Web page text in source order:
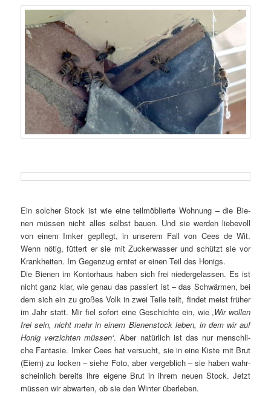
Ein sol­cher Stock ist wie ei­ne teil­mö­blier­te Woh­nung – die Bie­
nen müs­sen nicht al­les selbst bau­en. Und sie wer­den lie­be­voll
von ei­nem Im­ker ge­pflegt, in un­se­rem Fall von Cees de Wit.
Wenn nö­tig, füt­tert er sie mit Zu­cker­was­ser und schützt sie vor
Krank­hei­ten. Im Ge­gen­zug ern­tet er ei­nen Teil des Honigs.
Die Bie­nen im Kon­tor­haus ha­ben sich frei nie­der­ge­las­sen. Es ist
nicht ganz klar, wie ge­nau das pas­siert ist – das Schwär­men, bei
dem sich ein zu gro­ßes Volk in zwei Tei­le teilt, fin­det meist frü­her
im Jahr statt. Mir fiel so­fort ei­ne Ge­schich­te ein, wie ‚Wir wol­len
frei sein, nicht mehr in ei­nem Bie­nen­stock le­ben, in dem wir auf
Ho­nig ver­zich­ten müs­sen‘. Aber na­tür­lich ist das nur mensch­li­
che Fan­ta­sie. Im­ker Cees hat ver­sucht, sie in ei­ne Kis­te mit Brut
(Ei­ern) zu lo­cken – sie­he Fo­to, aber ver­geb­lich – sie ha­ben wahr­
schein­lich be­reits ih­re ei­ge­ne Brut in ih­rem neu­en Stock. Jetzt
müs­sen wir ab­war­ten, ob sie den Win­ter überleben.